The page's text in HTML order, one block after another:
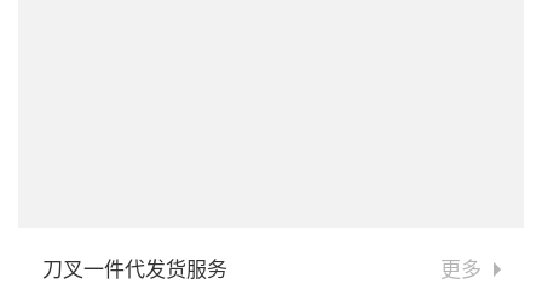
刀叉一件代发货服务 更多